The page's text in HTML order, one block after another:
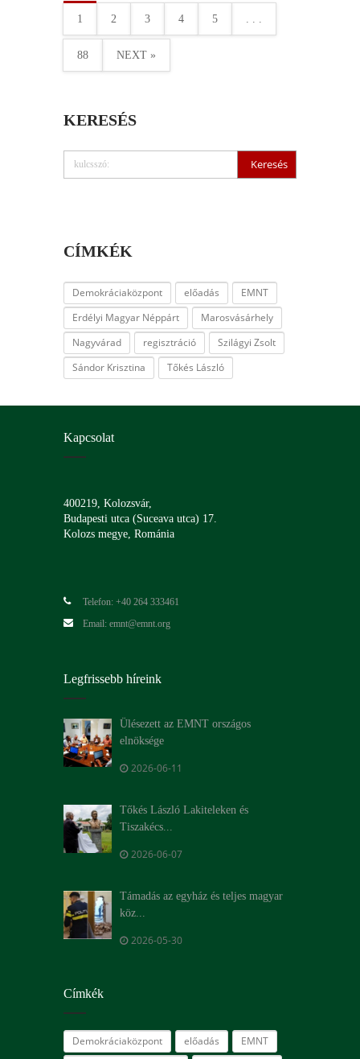
1 2 3 4 5 . . .
88 NEXT »
KERESÉS
CÍMKÉK
Demokráciaközpont előadás
EMNT
Erdélyi Magyar Néppárt
Marosvásárhely
Nagyvárad
regisztráció
Szilágyi Zsolt
Sándor Krisztina
Tőkés László
Kapcsolat
400219, Kolozsvár,
Budapesti utca (Suceava utca) 17.
Kolozs megye, Románia
Telefon: +40 264 333461
Email: emnt@emnt.org
Legfrissebb híreink
Ülésezett az EMNT országos
elnöksége
2026-06-11
Tőkés László Lakiteleken és
Tiszakécs...
2026-06-07
Támadás az egyház és teljes magyar
köz...
2026-05-30
Címkék
Demokráciaközpont előadás EMNT